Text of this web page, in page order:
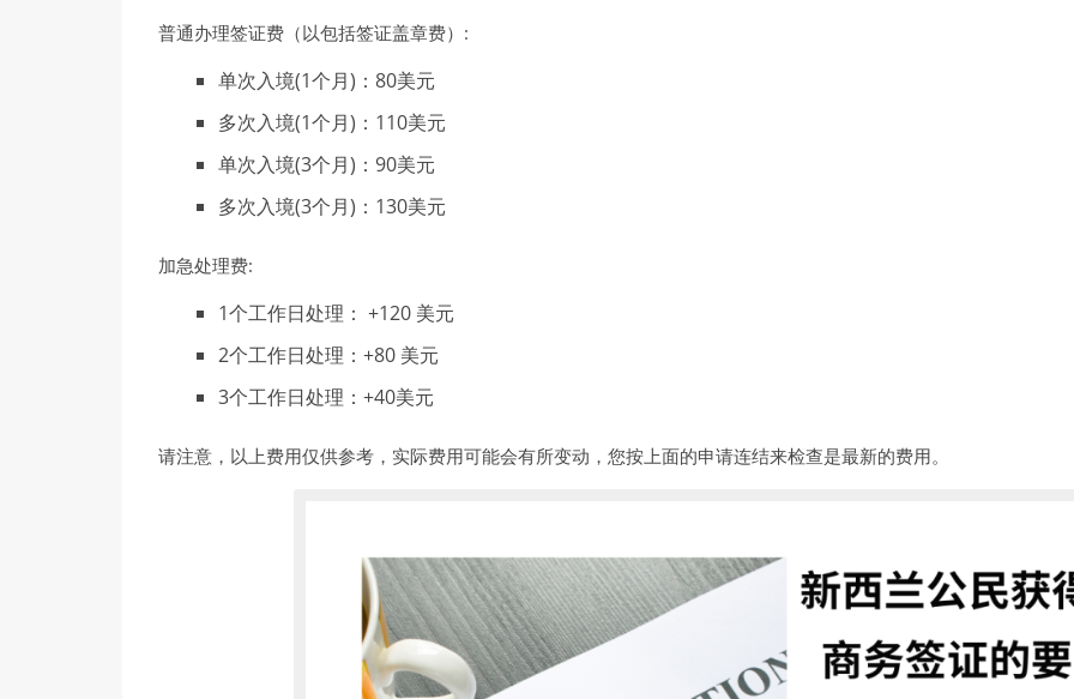
普通办理签证费（以包括签证盖章费）:
单次入境(1个月)：80美元
多次入境(1个月)：110美元
单次入境(3个月)：90美元
多次入境(3个月)：130美元
加急处理费:
1个工作日处理： +120 美元
2个工作日处理：+80 美元
3个工作日处理：+40美元
请注意，以上费用仅供参考，实际费用可能会有所变动，您按上面的申请连结来检查是最新的费用。